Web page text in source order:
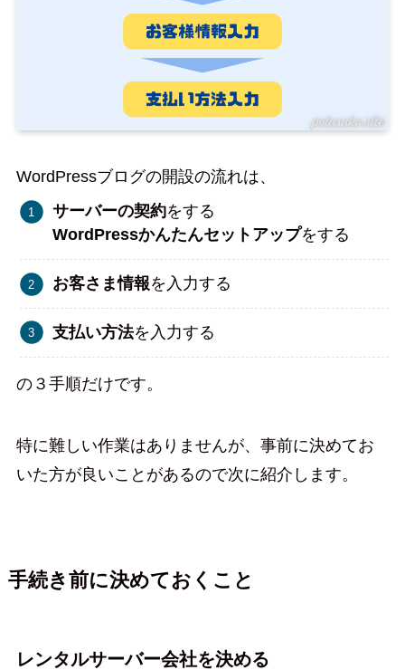
WordPressブログの開設の流れは、
サーバーの契約をする
WordPressかんたんセットアップをする
お客さま情報を入力する
支払い方法を入力する
の３手順だけです。
特に難しい作業はありませんが、事前に決めてお
いた方が良いことがあるので次に紹介します。
手続き前に決めておくこと
レンタルサーバー会社を決める